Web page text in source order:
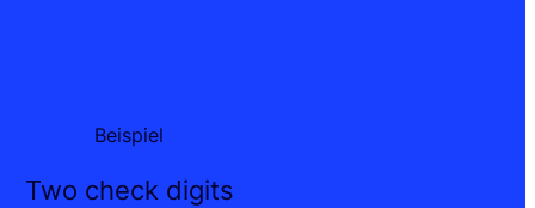
Beispiel
Two check digits